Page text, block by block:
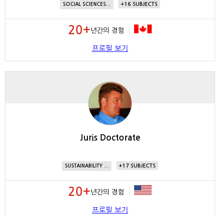
SOCIAL SCIENCES... 16
20+ 년간의 경험
프로필 보기
Juris Doctorate
SUSTAINABILITY ... 17
20+ 년간의 경험
프로필 보기